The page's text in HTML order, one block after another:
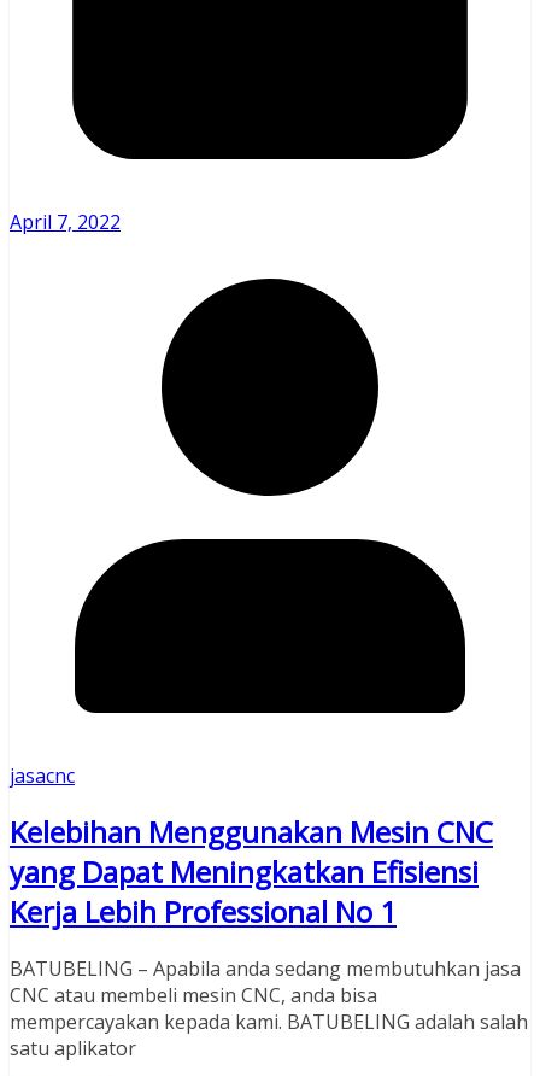
April 7, 2022
jasacnc
Kelebihan Menggunakan Mesin CNC
yang Dapat Meningkatkan Efisiensi
Kerja Lebih Professional No 1
BATUBELING – Apabila anda sedang membutuhkan jasa
CNC atau membeli mesin CNC, anda bisa
mempercayakan kepada kami. BATUBELING adalah salah
satu aplikator